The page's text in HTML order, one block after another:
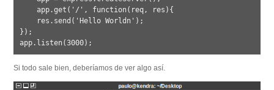
});
Si todo sale bien, deberíamos de ver algo así.